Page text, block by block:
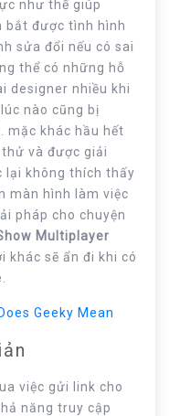
như thế giúp
bắt được tình hình
sửa đổi nếu có sai
thể có những hỗ
designer nhiều khi
nào cũng bị
mặc khác hầu hết
và được giải
lại không thích thấy
màn hình làm việc
pháp cho chuyện
Multiplayer
khác sẽ ẩn đi khi có
Geeky Mean
việc gửi link cho
năng truy cập